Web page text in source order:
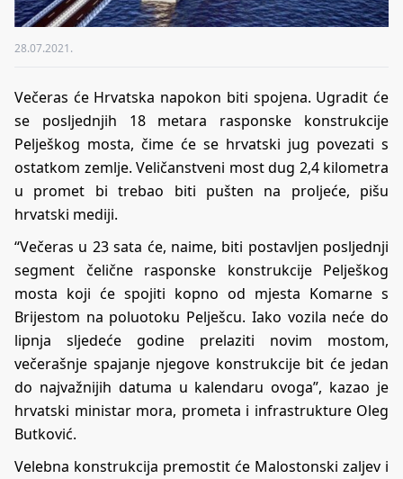
28.07.2021.
Večeras će Hrvatska napokon biti spojena. Ugradit će
se posljednjih 18 metara rasponske konstrukcije
Pelješkog mosta, čime će se hrvatski jug povezati s
ostatkom zemlje. Veličanstveni most dug 2,4 kilometra
u promet bi trebao biti pušten na proljeće, pišu
hrvatski mediji.
“Večeras u 23 sata će, naime, biti postavljen posljednji
segment čelične rasponske konstrukcije Pelješkog
mosta koji će spojiti kopno od mjesta Komarne s
Brijestom na poluotoku Pelješcu. Iako vozila neće do
lipnja sljedeće godine prelaziti novim mostom,
večerašnje spajanje njegove konstrukcije bit će jedan
do najvažnijih datuma u kalendaru ovoga”, kazao je
hrvatski ministar mora, prometa i infrastrukture Oleg
Butković.
Velebna konstrukcija premostit će Malostonski zaljev i